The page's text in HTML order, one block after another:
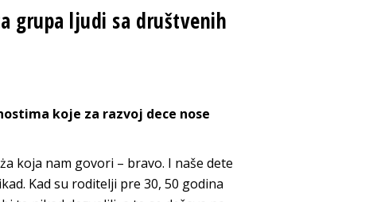
grupa ljudi sa društvenih
koje za razvoj dece nose
koja nam govori – bravo. I naše dete
Kad su roditelji pre 30, 50 godina